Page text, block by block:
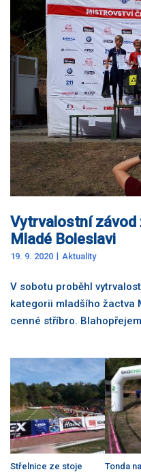
Vytrvalostní závod
Mladé Boleslavi
19. 9. 2020 Aktuality
V sobotu proběhl
kategorii mladšího žactva
cenné stříbro.
Střelnice ze stoje
Tonda